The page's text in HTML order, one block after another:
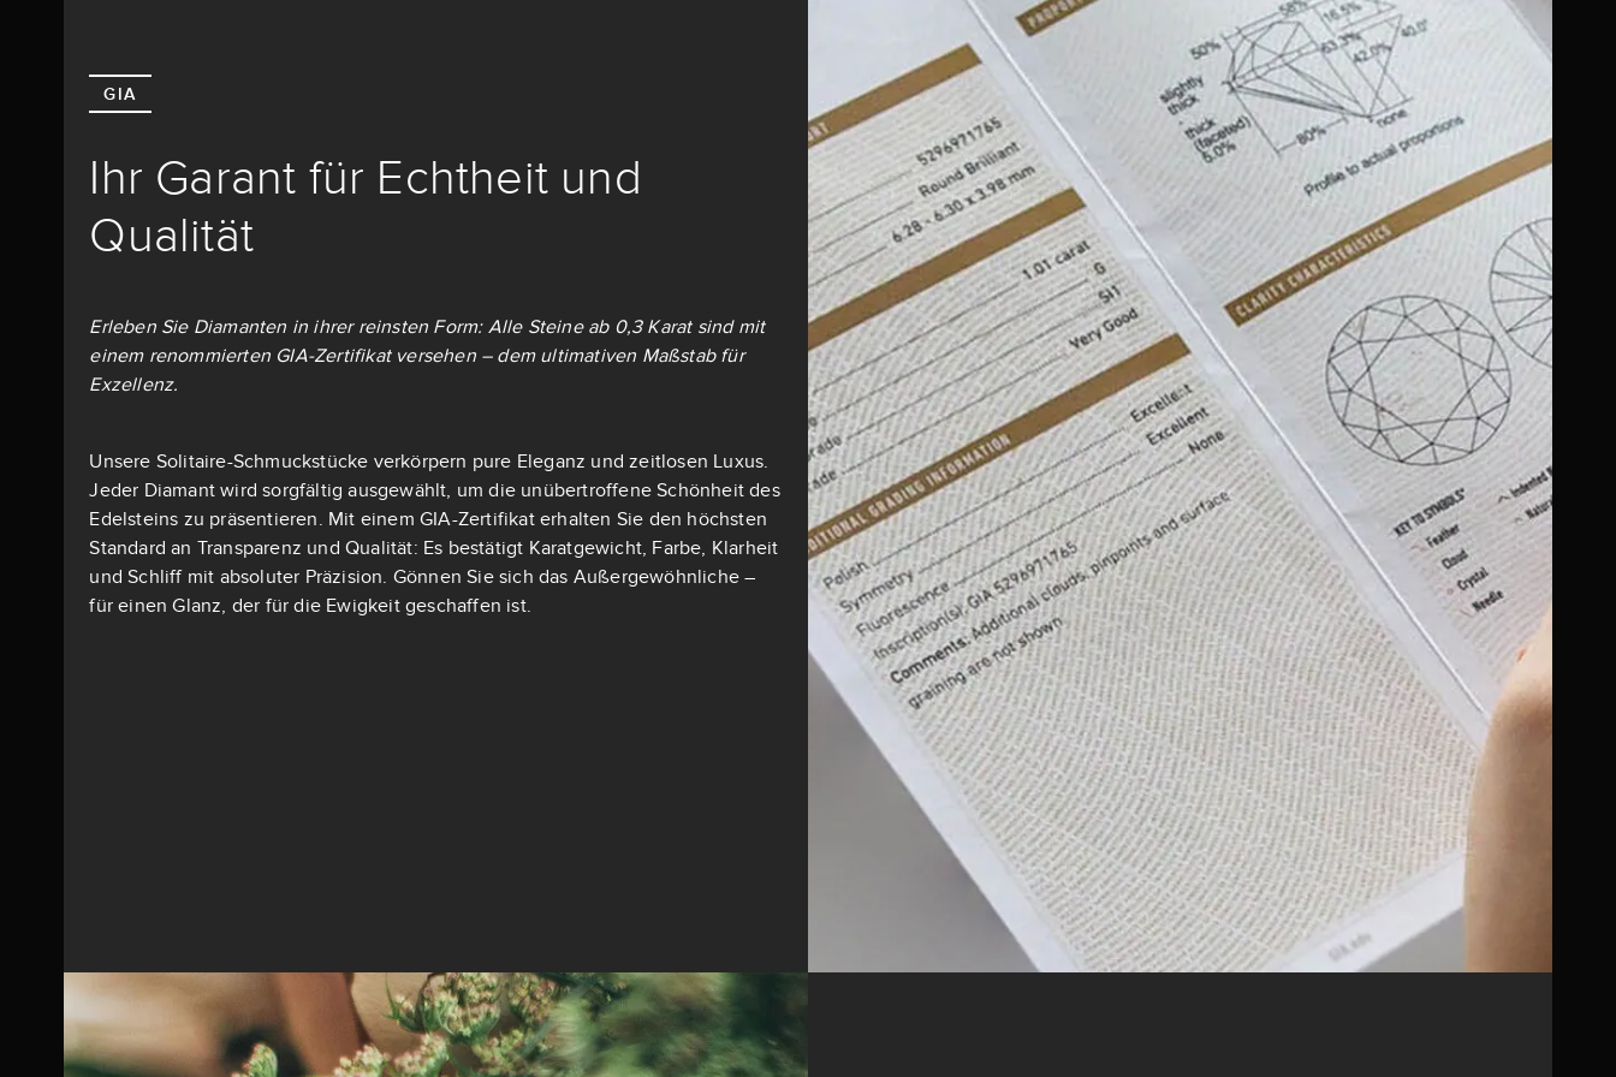
GIA
Ihr Garant für Echtheit und
Qualität
Erleben Sie Diamanten in ihrer reinsten Form: Alle Steine ab 0,3 Karat sind mit
einem renommierten GIA-Zertifikat versehen – dem ultimativen Maßstab für
Exzellenz.
Unsere Solitaire-Schmuckstücke verkörpern pure Eleganz und zeitlosen Luxus.
Jeder Diamant wird sorgfältig ausgewählt, um die unübertroffene Schönheit des
Edelsteins zu präsentieren. Mit einem GIA-Zertifikat erhalten Sie den höchsten
Standard an Transparenz und Qualität: Es bestätigt Karatgewicht, Farbe, Klarheit
und Schliff mit absoluter Präzision. Gönnen Sie sich das Außergewöhnliche –
für einen Glanz, der für die Ewigkeit geschaffen ist.